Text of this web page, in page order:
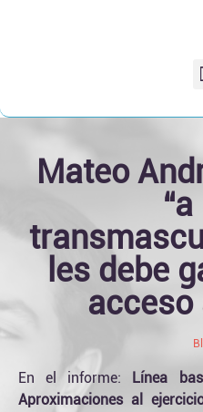
Mateo
les debe
acceso
En el informe:
Línea
Aproximaciones al